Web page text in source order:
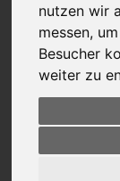
nutzen wir
messen,
Besucher
weiter zu
Ausflug zur
Knapp 30
haben sich
Gruppen
Allen
nächsten Jahr